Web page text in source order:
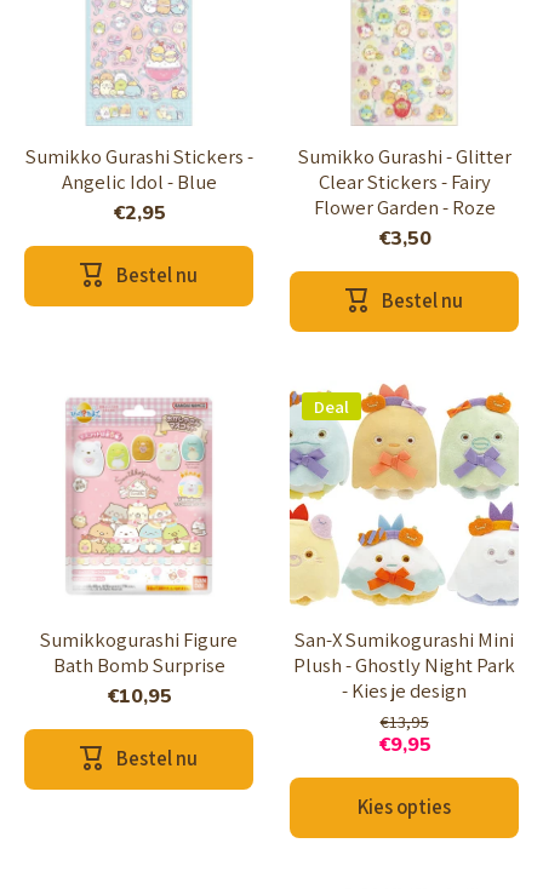
Sumikko Gurashi Stickers -
Angelic Idol - Blue
€2,95
Bestel nu
Sumikko Gurashi - Glitter
Clear Stickers - Fairy
Flower Garden - Roze
€3,50
Bestel nu
Sumikkogurashi Figure
Bath Bomb Surprise
€10,95
Bestel nu
Deal
San-X Sumikogurashi Mini
Plush - Ghostly Night Park
- Kies je design
€13,95
€9,95
Kies opties